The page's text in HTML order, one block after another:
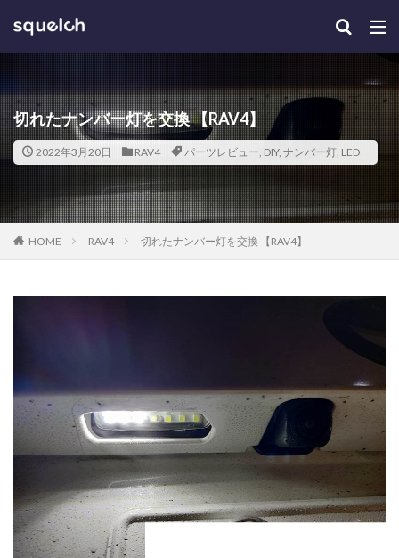
切れたナンバー灯を交換 【RAV4】
2022年3月20日 RAV4 パーツレビュー, DIY, ナンバー灯, LED
HOME RAV4 切れたナンバー灯を交換 【RAV4】